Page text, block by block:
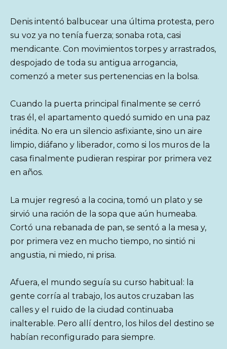
Denis intentó balbucear una última protesta, pero
su voz ya no tenía fuerza; sonaba rota, casi
mendicante. Con movimientos torpes y arrastrados,
despojado de toda su antigua arrogancia,
comenzó a meter sus pertenencias en la bolsa.
Cuando la puerta principal finalmente se cerró
tras él, el apartamento quedó sumido en una paz
inédita. No era un silencio asfixiante, sino un aire
limpio, diáfano y liberador, como si los muros de la
casa finalmente pudieran respirar por primera vez
en años.
La mujer regresó a la cocina, tomó un plato y se
sirvió una ración de la sopa que aún humeaba.
Cortó una rebanada de pan, se sentó a la mesa y,
por primera vez en mucho tiempo, no sintió ni
angustia, ni miedo, ni prisa.
Afuera, el mundo seguía su curso habitual: la
gente corría al trabajo, los autos cruzaban las
calles y el ruido de la ciudad continuaba
inalterable. Pero allí dentro, los hilos del destino se
habían reconfigurado para siempre.